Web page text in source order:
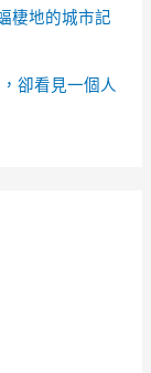
棲地的城市記
卻看見一個人